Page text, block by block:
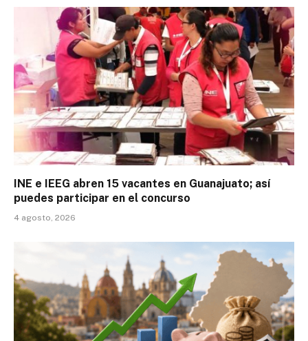
INE e IEEG abren 15 vacantes en Guanajuato; así
puedes participar en el concurso
4 agosto, 2026